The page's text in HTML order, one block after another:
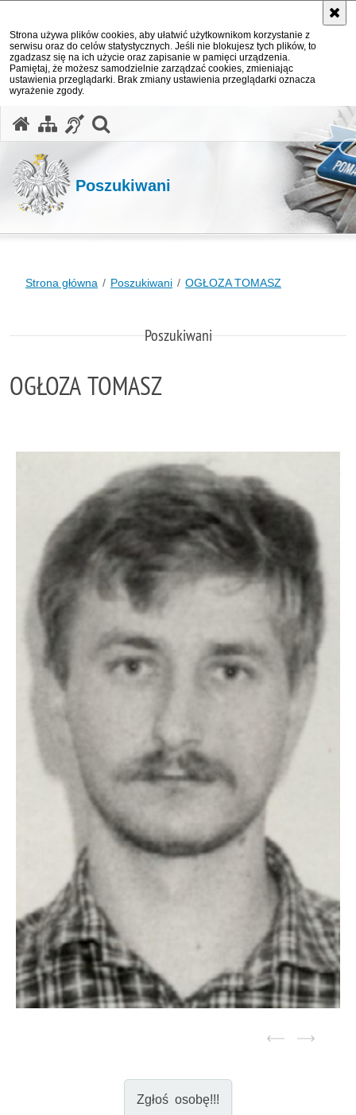
Strona używa plików cookies, aby ułatwić użytkownikom korzystanie z
serwisu oraz do celów statystycznych. Jeśli nie blokujesz tych plików, to
zgadzasz się na ich użycie oraz zapisanie w pamięci urządzenia.
Pamiętaj, że możesz samodzielnie zarządzać cookies, zmieniając
ustawienia przeglądarki. Brak zmiany ustawienia przeglądarki oznacza
wyrażenie zgody.
Poszukiwani
Strona główna Poszukiwani OGŁOZA TOMASZ
Poszukiwani
OGŁOZA TOMASZ
Zgłoś osobę!!!